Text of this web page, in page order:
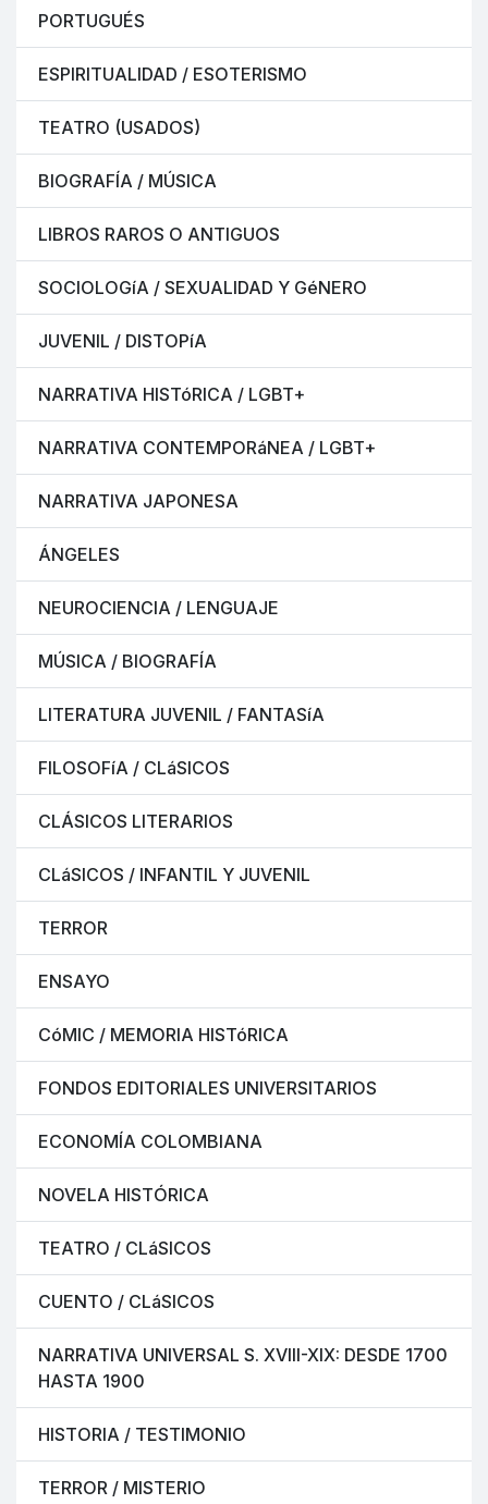
PORTUGUÉS
ESPIRITUALIDAD / ESOTERISMO
TEATRO (USADOS)
BIOGRAFÍA / MÚSICA
LIBROS RAROS O ANTIGUOS
SOCIOLOGíA / SEXUALIDAD Y GéNERO
JUVENIL / DISTOPíA
NARRATIVA HISTóRICA / LGBT+
NARRATIVA CONTEMPORáNEA / LGBT+
NARRATIVA JAPONESA
ÁNGELES
NEUROCIENCIA / LENGUAJE
MÚSICA / BIOGRAFÍA
LITERATURA JUVENIL / FANTASíA
FILOSOFíA / CLáSICOS
CLÁSICOS LITERARIOS
CLáSICOS / INFANTIL Y JUVENIL
TERROR
ENSAYO
CóMIC / MEMORIA HISTóRICA
FONDOS EDITORIALES UNIVERSITARIOS
ECONOMÍA COLOMBIANA
NOVELA HISTÓRICA
TEATRO / CLáSICOS
CUENTO / CLáSICOS
NARRATIVA UNIVERSAL S. XVIII-XIX: DESDE 1700
HASTA 1900
HISTORIA / TESTIMONIO
TERROR / MISTERIO